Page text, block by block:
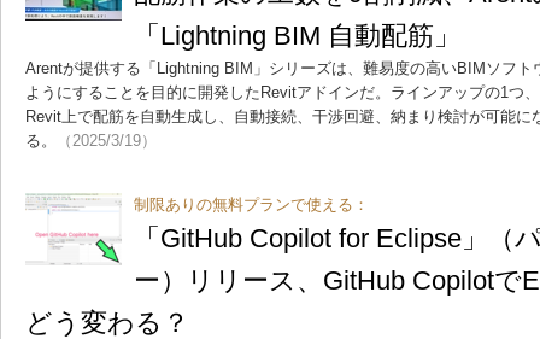
「Lightning BIM 自動配筋」
Arentが提供する「Lightning BIM」シリーズは、難易度の高いBIMソフ
ようにすることを目的に開発したRevitアドインだ。ラインアップの1つ
Revit上で配筋を自動生成し、自動接続、干渉回避、納まり検討が可能
る。
（2025/3/19）
制限ありの無料プランで使える：
「GitHub Copilot for Eclipse」（
ー）リリース、GitHub Copilotで
どう変わる？